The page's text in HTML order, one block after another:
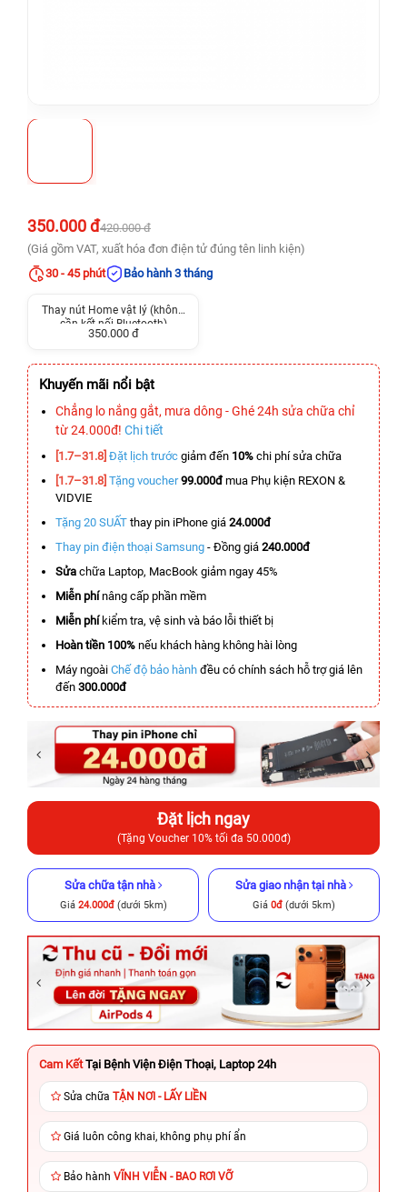
350.000 đ420.000 đ
(Giá gồm VAT, xuất hóa đơn điện tử đúng tên linh kiện)
30 - 45 phút
Bảo hành 3 tháng
Thay nút Home vật lý (không
cần kết nối Bluetooth)
350.000 đ
Khuyến mãi nổi bật
Chẳng lo nắng gắt, mưa dông - Ghé 24h sửa chữa chỉ
từ 24.000đ! Chi tiết
[1.7–31.8] Đặt lịch trước giảm đến 10% chi phí sửa chữa
[1.7–31.8] Tặng voucher 99.000đmua Phụ kiện REXON &
VIDVIE
Tặng 20 SUẤT thay pin iPhone giá 24.000đ
Thay pin điện thoại Samsung - Đồng giá 240.000đ
Sửa chữa Laptop, MacBook giảm ngay 45%
Miễn phínâng cấp phần mềm
Miễn phíkiểm tra, vệ sinh và báo lỗi thiết bị
Hoàn tiền 100% nếu khách hàng không hài lòng
Máy ngoài Chế độ bảo hành đều có chính sách hỗ trợ giá lên
đến 300.000đ
Đặt lịch ngay
(Tặng Voucher 10% tối đa 50.000đ)
Sửa chữa tận nhà
Giá 24.000đ(dưới 5km)
Sửa giao nhận tại nhà
Giá 0đ (dưới 5km)
Cam Kết Tại Bệnh Viện Điện Thoại, Laptop 24h
Sửa chữa TẬN NƠI - LẤY LIỀN
Giá luôn công khai, không phụ phí ẩn
Bảo hành VĨNH VIỄN - BAO RƠI VỠ